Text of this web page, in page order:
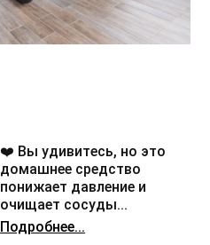
❤️ Вы удивитесь, но это
домашнее средство
понижает давление и
очищает сосуды...
Подробнее...